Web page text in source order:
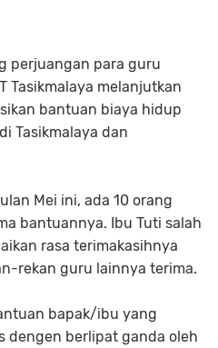
perjuangan para guru
Tasikmalaya melanjutkan
bantuan biaya hidup
Tasikmalaya dan
Mei ini, ada 10 orang
bantuannya. Ibu Tuti salah
rasa terimakasihnya
rekan guru lainnya terima.
bapak/ibu yang
dengen berlipat ganda oleh